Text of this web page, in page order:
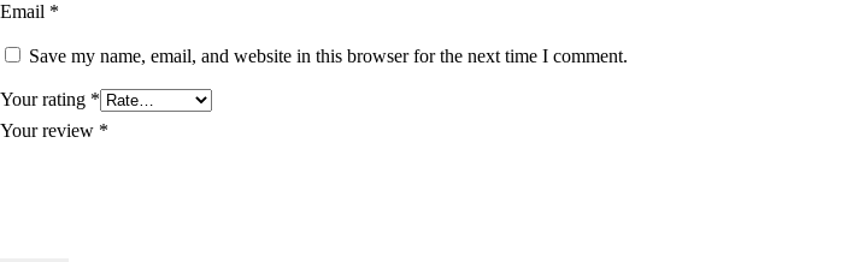
Email *
Save my name, email, and website in this browser for the next time I comment.
Your rating *
Your review *